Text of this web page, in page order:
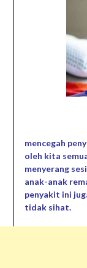
mencegah
oleh kita
menyerang
anak-anak
penyakit ini
tidak sihat.